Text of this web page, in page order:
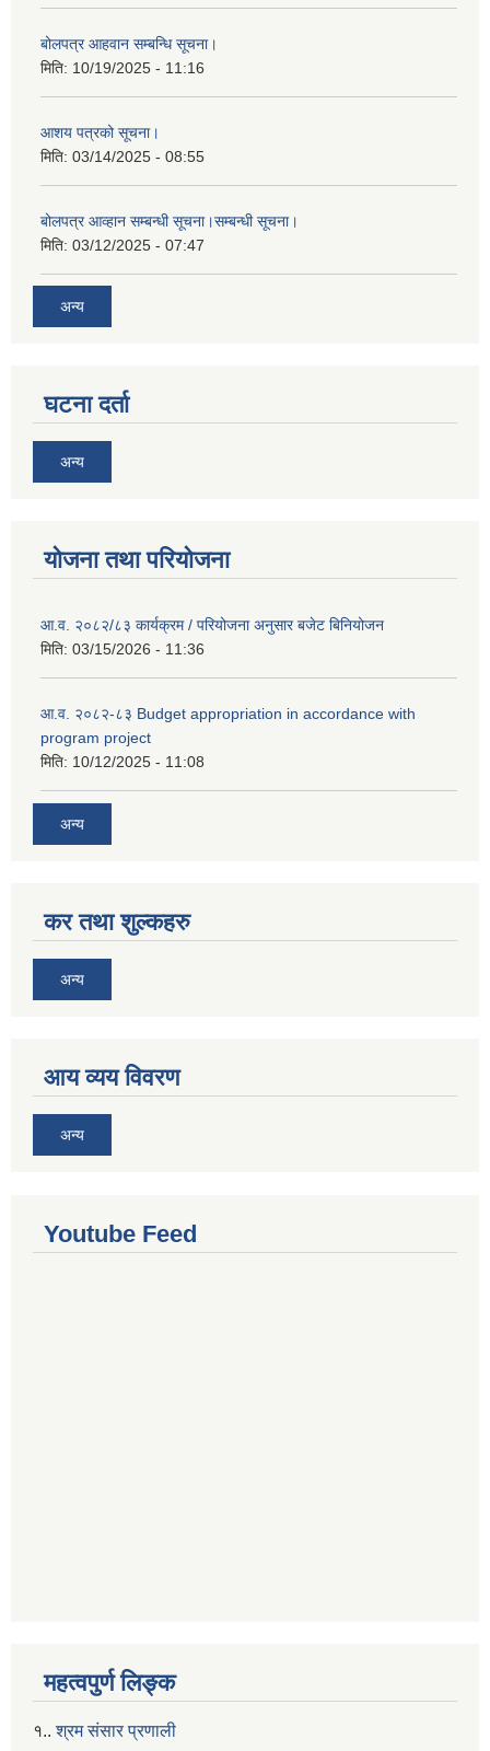
बोलपत्र आहवान सम्बन्धि सूचना।
मिति: 10/19/2025 - 11:16
आशय पत्रको सूचना।
मिति: 03/14/2025 - 08:55
बोलपत्र आव्हान सम्बन्धी सूचना।सम्बन्धी सूचना।
मिति: 03/12/2025 - 07:47
अन्य
घटना दर्ता
अन्य
योजना तथा परियोजना
आ.व. २०८२/८३ कार्यक्रम / परियोजना अनुसार बजेट बिनियोजन
मिति: 03/15/2026 - 11:36
आ.व. २०८२-८३ Budget appropriation in accordance with
program project
मिति: 10/12/2025 - 11:08
अन्य
कर तथा शुल्कहरु
अन्य
आय व्यय विवरण
अन्य
Youtube Feed
महत्वपुर्ण लिङ्क
१..श्रम संसार प्रणाली